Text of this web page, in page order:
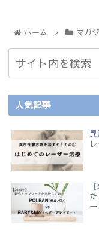
ホーム マガ
人気記事